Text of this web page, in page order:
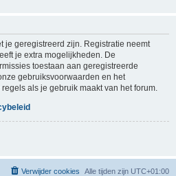
je geregistreerd zijn. Registratie neemt
je extra mogelijkheden. De
toestaan aan geregistreerde
gebruiksvoorwaarden en het
als je gebruik maakt van het forum.
Alle tijden zijn UTC+01:00
Verwijder cookies